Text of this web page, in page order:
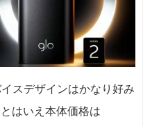
スデザインはかなり好み
はいえ本体価格は